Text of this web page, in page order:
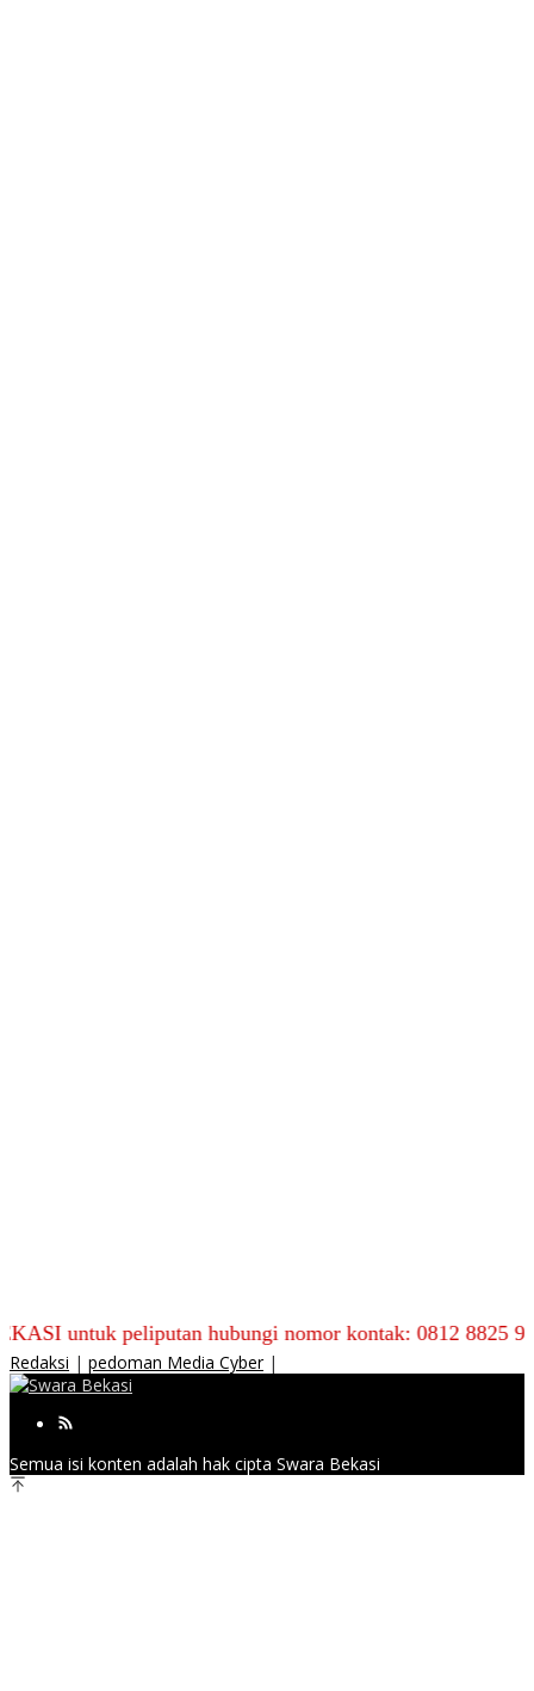
peliputan hubungi nomor kontak: 0812 8825 9590
Redaksi | pedoman Media Cyber|
Semua isi konten adalah hak cipta Swara Bekasi